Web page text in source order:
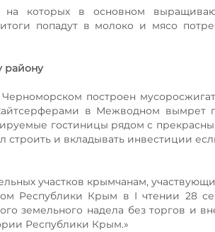
которых в основном
попадут в молоко и мясо
району
построен
в Межводном вымрет
гостиницы рядом с
строить и вкладывать инвестиции
участков крымчанам,
Республики Крым в I чтении 28
земельного надела без торгов и
Республики Крым.»